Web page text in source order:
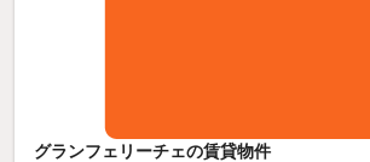
グランフェリーチェの賃貸物件